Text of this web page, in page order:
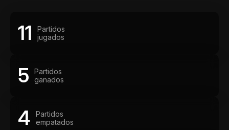
11
Partidos
jugados
5
Partidos
ganados
4
Partidos
empatados